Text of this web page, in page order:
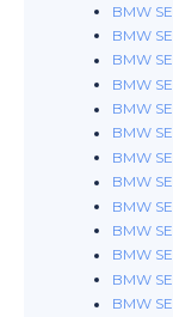
BMW
BMW
BMW
BMW
BMW
BMW
BMW
BMW
BMW
BMW
BMW
BMW
BMW